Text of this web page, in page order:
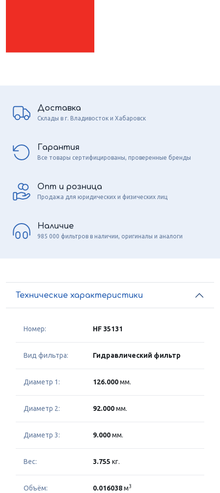
Доставка
Склады в г. Владивосток и Хабаровск
Гарантия
Все товары сертифицированы, проверенные бренды
Опт и розница
Продажа для юридических и физических лиц
Наличие
985 000 фильтров в наличии, оригиналы и аналоги
Технические характеристики
Номер: HF 35131
Вид фильтра: Гидравлический фильтр
Диаметр 1: 126.000мм.
Диаметр 2: 92.000мм.
Диаметр 3: 9.000мм.
Вес: 3.755 кг.
Объём: 0.016038м3